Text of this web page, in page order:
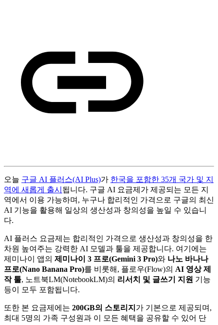
오늘 구글 AI 플러스(AI Plus)가 한국을 포함한 35개 국가 및 지
역에 새롭게 출시 됩니다. 구글 AI 요금제가 제공되는 모든 지
역에서 이용 가능하며, 누구나 합리적인 가격으로 구글의 최신
AI 기능을 활용해 일상의 생산성과 창의성을 높일 수 있습니
다.
AI 플러스 요금제는 합리적인 가격으로 생산성과 창의성을 한
차원 높여주는 강력한 AI 모델과 툴을 제공합니다. 여기에는
제미나이 앱의 제미나이 3 프로(Gemini 3 Pro)와 나노 바나나
프로(Nano Banana Pro)를 비롯해, 플로우(Flow)의 AI 영상 제
작 툴, 노트북LM(NotebookLM)의 리서치 및 글쓰기 지원 기능
등이 모두 포함됩니다.
또한 본 요금제에는 200GB의 스토리지 가 기본으로 제공되며,
최대 5명의 가족 구성원과 이 모든 혜택을 공유할 수 있어 단